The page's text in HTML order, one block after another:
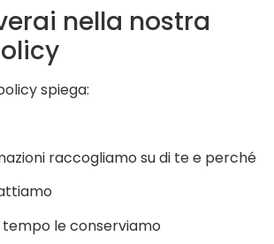
nella nostra
spiega:
raccogliamo su di te e perché
le conserviamo